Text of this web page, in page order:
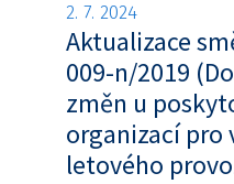
2. 7. 2024
Aktualizace
009-n/2019
změn u
organizací pro
letového